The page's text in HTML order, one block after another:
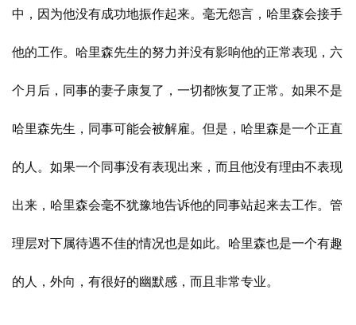
中，因为他没有成功地振作起来。毫无怨言，哈里森会接手
他的工作。哈里森先生的努力并没有影响他的正常表现，六
个月后，同事的妻子康复了，一切都恢复了正常。如果不是
哈里森先生，同事可能会被解雇。但是，哈里森是一个正直
的人。如果一个同事没有表现出来，而且他没有理由不表现
出来，哈里森会毫不犹豫地告诉他的同事站起来去工作。管
理层对下属待遇不佳的情况也是如此。哈里森也是一个有趣
的人，外向，有很好的幽默感，而且非常专业。